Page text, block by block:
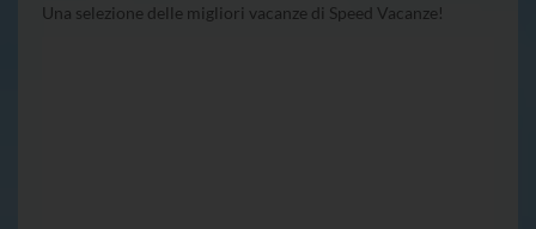
Una selezione delle migliori vacanze di Speed Vacanze!